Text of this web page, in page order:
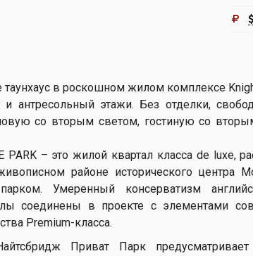
таунхаус в роскошном жилом комплексе
антресольный этажи. Без отделки,
со вторым светом, гостиную со
PARK – это жилой квартал класса de luxe,
районе исторического центра
Умеренный консерватизм
соединены в проекте с элементами
Premium-класса.
Приват Парк